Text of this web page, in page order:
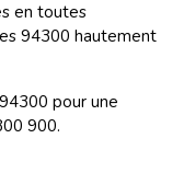
en toutes
94300 hautement
pour une
900.